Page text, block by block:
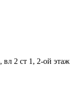
2 ст 1, 2-ой этаж